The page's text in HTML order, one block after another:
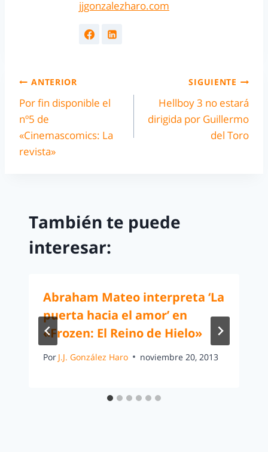
jjgonzalezharo.com
ANTERIOR
Por fin disponible el
nº5 de
«Cinemascomics: La
revista»
SIGUIENTE
Hellboy 3 no estará
dirigida por Guillermo
del Toro
También te puede
interesar:
Abraham Mateo interpreta ‘La
puerta hacia el amor’ en
«Frozen: El Reino de Hielo»
Por J.J. González Haro noviembre 20, 2013